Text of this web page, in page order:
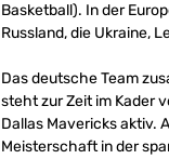
Basketball). In der
Russland, die Ukraine,
Das deutsche Team
steht zur Zeit im Kader
Dallas Mavericks aktiv.
Meisterschaft in der